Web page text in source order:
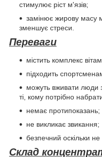
стимулює ріст м'язів;
замінює жирову масу
зменшує стреси.
Переваги
містить комплекс
підходить
можуть вживати люди
ті, кому потрібно
немає протипоказань;
не викликає звикання;
безпечний оскільки не
Склад